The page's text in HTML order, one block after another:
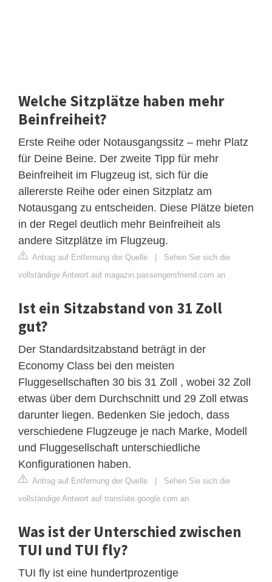
Welche Sitzplätze haben mehr
Beinfreiheit?
Erste Reihe oder Notausgangssitz – mehr Platz
für Deine Beine. Der zweite Tipp für mehr
Beinfreiheit im Flugzeug ist, sich für die
allererste Reihe oder einen Sitzplatz am
Notausgang zu entscheiden. Diese Plätze bieten
in der Regel deutlich mehr Beinfreiheit als
andere Sitzplätze im Flugzeug.
Antrag auf Entfernung der Quelle | Sehen Sie sich die
vollständige Antwort auf magazin.passengersfriend.com an
Ist ein Sitzabstand von 31 Zoll
gut?
Der Standardsitzabstand beträgt in der
Economy Class bei den meisten
Fluggesellschaften 30 bis 31 Zoll , wobei 32 Zoll
etwas über dem Durchschnitt und 29 Zoll etwas
darunter liegen. Bedenken Sie jedoch, dass
verschiedene Flugzeuge je nach Marke, Modell
und Fluggesellschaft unterschiedliche
Konfigurationen haben.
Antrag auf Entfernung der Quelle | Sehen Sie sich die
vollständige Antwort auf translate.google.com an
Was ist der Unterschied zwischen
TUI und TUI fly?
TUI fly ist eine hundertprozentige